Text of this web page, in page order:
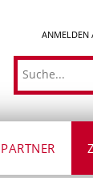
ANMELDEN
Suche
PARTNER